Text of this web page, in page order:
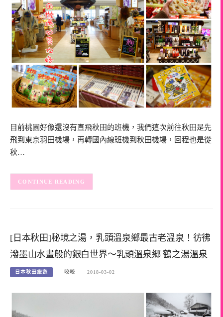
目前桃園好像還沒有直飛秋田的班機，我們這次前往秋田是先
飛到東京羽田機場，再轉國內線班機到秋田機場，回程也是從
秋…
CONTINUE READING
[日本秋田]秘境之湯，乳頭溫泉鄉最古老溫泉！彷彿
潑墨山水畫般的銀白世界～乳頭溫泉郷 鶴之湯溫泉
日本秋田旅遊 咬咬 2018-03-02